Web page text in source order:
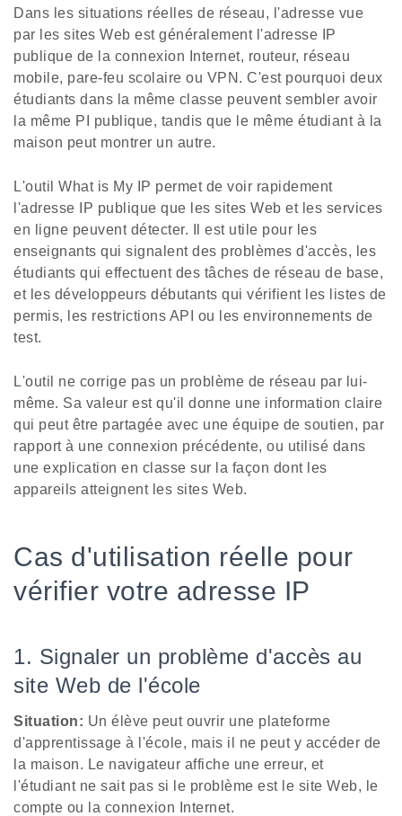
Dans les situations réelles de réseau, l'adresse vue
par les sites Web est généralement l'adresse IP
publique de la connexion Internet, routeur, réseau
mobile, pare-feu scolaire ou VPN. C'est pourquoi deux
étudiants dans la même classe peuvent sembler avoir
la même PI publique, tandis que le même étudiant à la
maison peut montrer un autre.
L'outil What is My IP permet de voir rapidement
l'adresse IP publique que les sites Web et les services
en ligne peuvent détecter. Il est utile pour les
enseignants qui signalent des problèmes d'accès, les
étudiants qui effectuent des tâches de réseau de base,
et les développeurs débutants qui vérifient les listes de
permis, les restrictions API ou les environnements de
test.
L'outil ne corrige pas un problème de réseau par lui-
même. Sa valeur est qu'il donne une information claire
qui peut être partagée avec une équipe de soutien, par
rapport à une connexion précédente, ou utilisé dans
une explication en classe sur la façon dont les
appareils atteignent les sites Web.
Cas d'utilisation réelle pour
vérifier votre adresse IP
1. Signaler un problème d'accès au
site Web de l'école
Situation: Un élève peut ouvrir une plateforme
d'apprentissage à l'école, mais il ne peut y accéder de
la maison. Le navigateur affiche une erreur, et
l'étudiant ne sait pas si le problème est le site Web, le
compte ou la connexion Internet.